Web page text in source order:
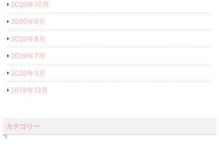
2020年10月
2020年9月
2020年8月
2020年7月
2020年3月
2019年12月
カテゴリー